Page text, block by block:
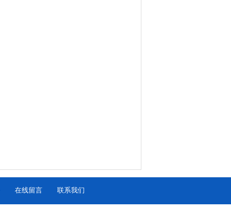
在线留言 联系我们